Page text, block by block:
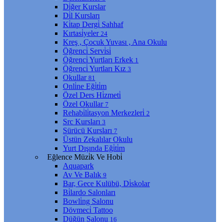
Di̇ğer Kurslar
Di̇l Kursları
Ki̇tap Dergi̇ Sahhaf
Kırtasi̇yeler 24
Kreş , Çocuk Yuvası , Ana Okulu
Öğrenci̇ Servi̇si̇
Öğrenci̇ Yurtları Erkek 1
Öğrenci̇ Yurtları Kız 3
Okullar 81
Onli̇ne Eği̇ti̇m
Özel Ders Hi̇zmeti̇
Özel Okullar 7
Rehabi̇li̇tasyon Merkezleri̇ 2
Src Kursları 3
Sürücü Kursları 7
Üstün Zekalılar Okulu
Yurt Dışında Eği̇ti̇m
Eğlence Müzi̇k Ve Hobi̇
Aquapark
Av Ve Balık 9
Bar, Gece Kulübü, Di̇skolar
Bi̇lardo Salonları
Bowli̇ng Salonu
Dövmeci̇ Tattoo
Düğün Salonu 16